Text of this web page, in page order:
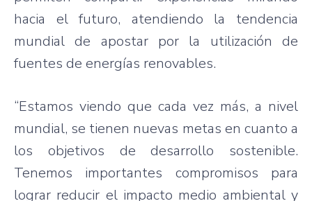
hacia el futuro, atendiendo la tendencia
mundial de apostar por la utilización de
fuentes de energías renovables.
“Estamos viendo que cada vez más, a nivel
mundial, se tienen nuevas metas en cuanto a
los objetivos de desarrollo sostenible.
Tenemos importantes compromisos para
lograr reducir el impacto medio ambiental y